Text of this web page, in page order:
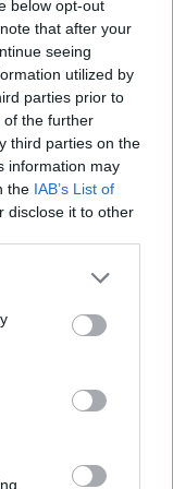
below opt-out
that after your
seeing
utilized by
parties prior to
of the further
third parties on the
information may
the IAB’s List of
disclose it to other
(4)
Politikai
grėsmę
→
teigia, kad
Tačiau
(STT)“, –